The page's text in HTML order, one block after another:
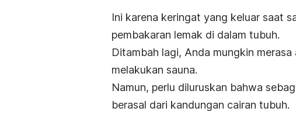
Ini karena keringat yang keluar saat
pembakaran lemak di dalam tubuh.
Ditambah lagi, Anda mungkin
melakukan sauna.
Namun, perlu diluruskan bahwa
berasal dari kandungan cairan tubuh.